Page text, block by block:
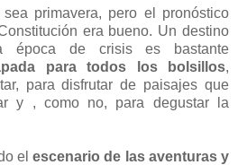
primavera, pero el pronóstico
era bueno. Un destino
época de crisis es bastante
para todos los bolsillos,
para disfrutar de paisajes que
y , como no, para degustar la
elescenario de las aventuras y